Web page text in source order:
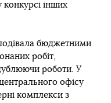
інших
бюджетними
робіт,
роботи. У
офісу
комплекси з